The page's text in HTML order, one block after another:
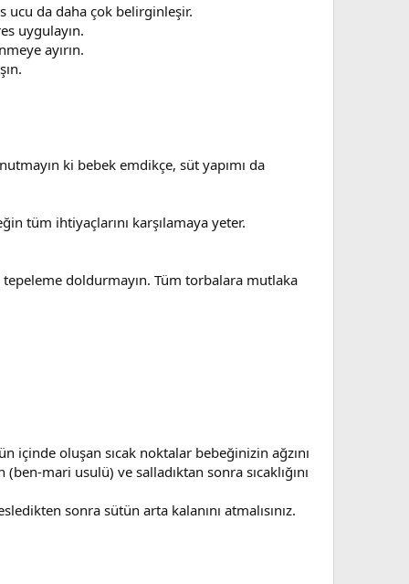
ucu da daha çok belirginleşir.
uygulayın.
ayırın.
ki bebek emdikçe, süt yapımı da
tüm ihtiyaçlarını karşılamaya yeter.
doldurmayın. Tüm torbalara mutlaka
içinde oluşan sıcak noktalar bebeğinizin ağzını
mari usulü) ve salladıktan sonra sıcaklığını
sonra sütün arta kalanını atmalısınız.